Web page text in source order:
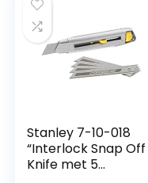
Stanley 7-10-018
“Interlock Snap Off
Knife met 5